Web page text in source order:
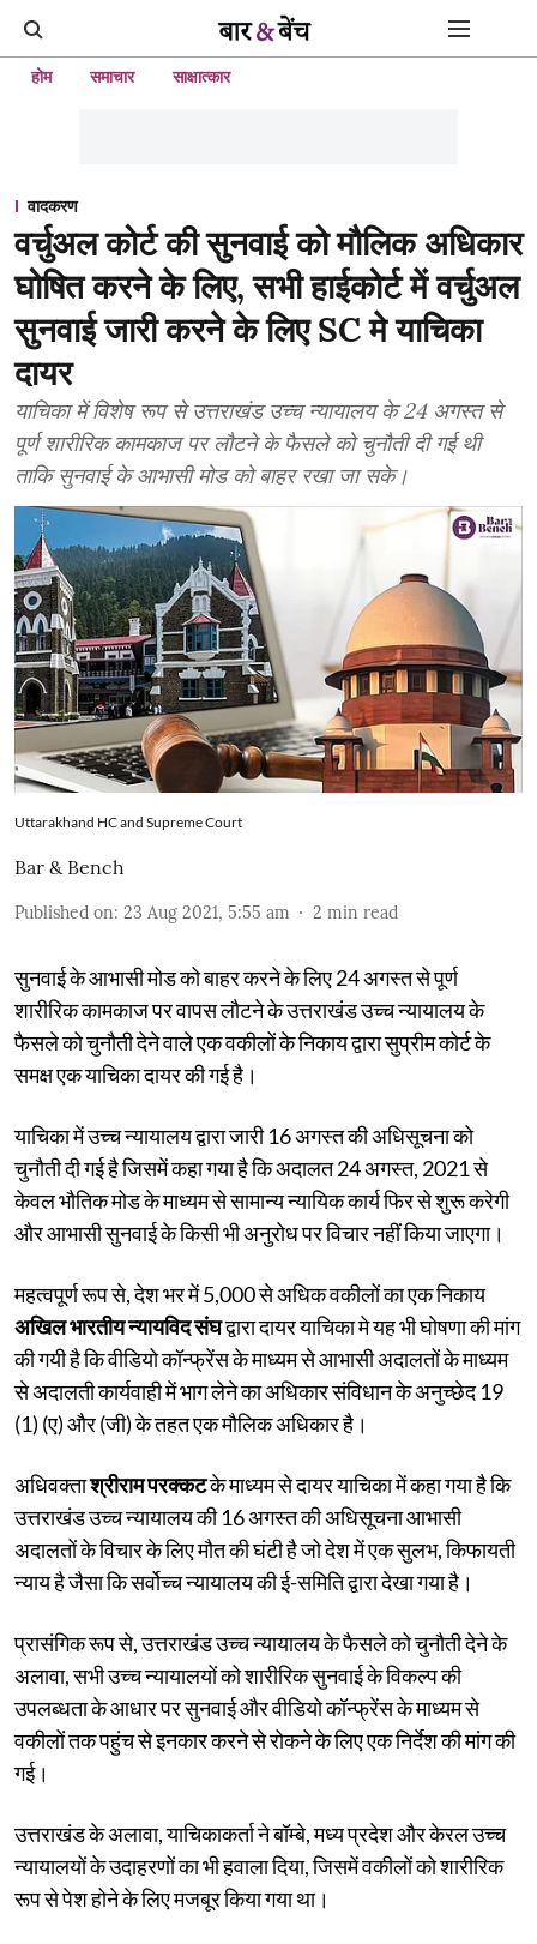
होम समाचार साक्षात्कार
वादकरण
वर्चुअल कोर्ट की सुनवाई को मौलिक अधिकार
घोषित करने के लिए, सभी हाईकोर्ट में वर्चुअल
सुनवाई जारी करने के लिए SC मे याचिका
दायर
याचिका में विशेष रूप से उत्तराखंड उच्च न्यायालय के 24 अगस्त से
पूर्ण शारीरिक कामकाज पर लौटने के फैसले को चुनौती दी गई थी
ताकि सुनवाई के आभासी मोड को बाहर रखा जा सके।
Uttarakhand HC and Supreme Court
Bar & Bench
Published on: 23 Aug 2021, 5:55 am 2 min read
सुनवाई के आभासी मोड को बाहर करने के लिए 24 अगस्त से पूर्ण
शारीरिक कामकाज पर वापस लौटने के उत्तराखंड उच्च न्यायालय के
फैसले को चुनौती देने वाले एक वकीलों के निकाय द्वारा सुप्रीम कोर्ट के
समक्ष एक याचिका दायर की गई है।
याचिका में उच्च न्यायालय द्वारा जारी 16 अगस्त की अधिसूचना को
चुनौती दी गई है जिसमें कहा गया है कि अदालत 24 अगस्त, 2021 से
केवल भौतिक मोड के माध्यम से सामान्य न्यायिक कार्य फिर से शुरू करेगी
और आभासी सुनवाई के किसी भी अनुरोध पर विचार नहीं किया जाएगा।
महत्वपूर्ण रूप से, देश भर में 5,000 से अधिक वकीलों का एक निकाय
अखिल भारतीय न्यायविद संघद्वारा दायर याचिका मे यह भी घोषणा की मांग
की गयी है कि वीडियो कॉन्फ्रेंस के माध्यम से आभासी अदालतों के माध्यम
से अदालती कार्यवाही में भाग लेने का अधिकार संविधान के अनुच्छेद 19
(1) (ए) और (जी) के तहत एक मौलिक अधिकार है।
अधिवक्ताश्रीराम परक्कटके माध्यम से दायर याचिका में कहा गया है कि
उत्तराखंड उच्च न्यायालय की 16 अगस्त की अधिसूचना आभासी
अदालतों के विचार के लिए मौत की घंटी है जो देश में एक सुलभ, किफायती
न्याय है जैसा कि सर्वोच्च न्यायालय की ई-समिति द्वारा देखा गया है।
प्रासंगिक रूप से, उत्तराखंड उच्च न्यायालय के फैसले को चुनौती देने के
अलावा, सभी उच्च न्यायालयों को शारीरिक सुनवाई के विकल्प की
उपलब्धता के आधार पर सुनवाई और वीडियो कॉन्फ्रेंस के माध्यम से
वकीलों तक पहुंच से इनकार करने से रोकने के लिए एक निर्देश की मांग की
गई।
उत्तराखंड के अलावा, याचिकाकर्ता ने बॉम्बे, मध्य प्रदेश और केरल उच्च
न्यायालयों के उदाहरणों का भी हवाला दिया, जिसमें वकीलों को शारीरिक
रूप से पेश होने के लिए मजबूर किया गया था।